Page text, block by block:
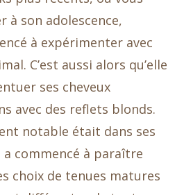
à son adolescence,
à expérimenter avec
C’est aussi alors qu’elle
ses cheveux
avec des reflets blonds.
notable était dans ses
a commencé à paraître
choix de tenues matures